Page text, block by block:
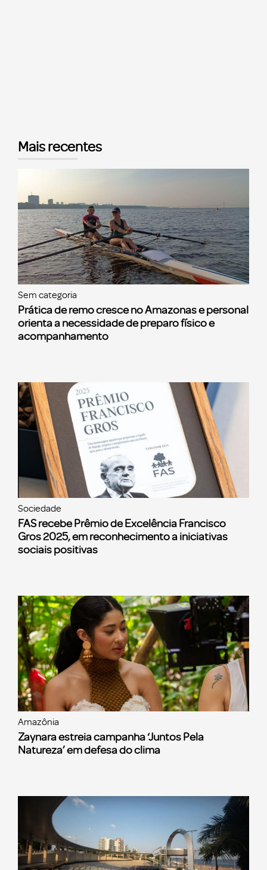
Mais recentes
Sem categoria
Prática de remo cresce no Amazonas e personal
orienta a necessidade de preparo físico e
acompanhamento
Sociedade
FAS recebe Prêmio de Excelência Francisco
Gros 2025, em reconhecimento a iniciativas
sociais positivas
Amazônia
Zaynara estreia campanha ‘Juntos Pela
Natureza’ em defesa do clima